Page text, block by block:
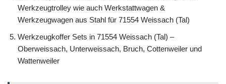
Werkzeugtrolley wie auch Werkstattwagen &
Werkzeugwagen aus Stahl für 71554 Weissach (Tal)
Werkzeugkoffer Sets in 71554 Weissach (Tal) –
Oberweissach, Unterweissach, Bruch, Cottenweiler und
Wattenweiler